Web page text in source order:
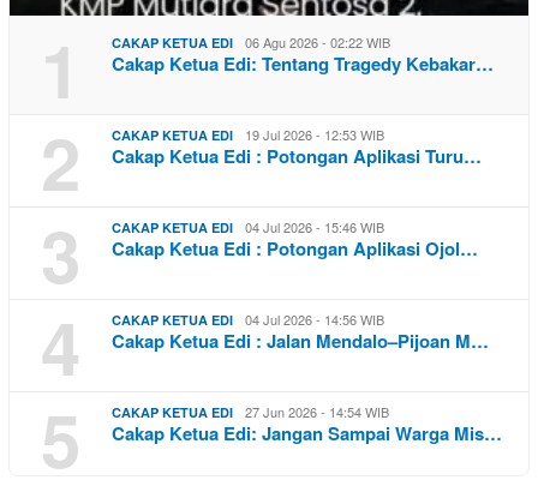
1 CAKAP KETUA EDI 06 Agu 2026 - 02:22 WIB
Cakap Ketua Edi: Tentang Tragedy Kebakar…
2 CAKAP KETUA EDI 19 Jul 2026 - 12:53 WIB
Cakap Ketua Edi : Potongan Aplikasi Turu…
3 CAKAP KETUA EDI 04 Jul 2026 - 15:46 WIB
Cakap Ketua Edi : Potongan Aplikasi Ojol…
4 CAKAP KETUA EDI 04 Jul 2026 - 14:56 WIB
Cakap Ketua Edi : Jalan Mendalo–Pijoan M…
5 CAKAP KETUA EDI 27 Jun 2026 - 14:54 WIB
Cakap Ketua Edi: Jangan Sampai Warga Mis…